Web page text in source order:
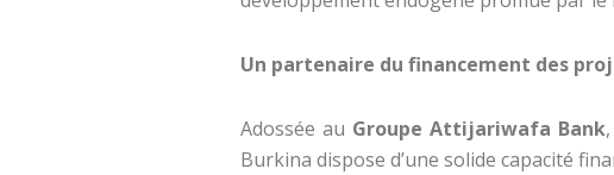
Un partenaire du financement des
Adossée au Groupe Attijariwafa Bank
Burkina dispose d’une solide capacité